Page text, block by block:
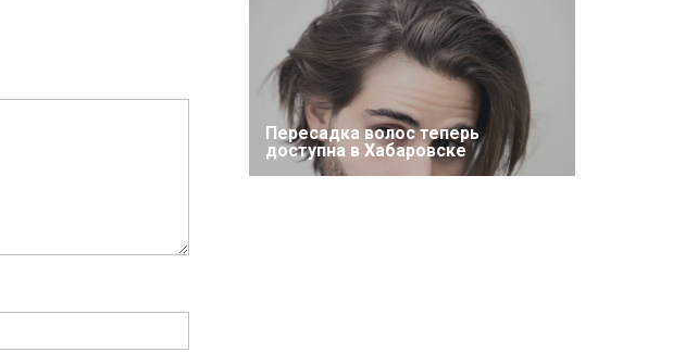
Пересадка волос теперь
доступна в Хабаровске